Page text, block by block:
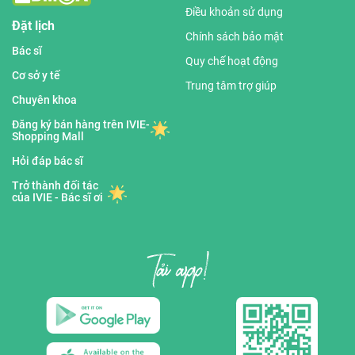
người và trở thành 1 người bạn đồng hành
trong công cuộc chăm sóc sức khỏe chủ động
ban đầu.
Đặt lịch
Bác sĩ
Cơ sở y tế
Chuyên khoa
Đăng ký bán hàng trên IVIE-
Shopping Mall
Hỏi đáp bác sĩ
Trở thành đối tác
của IVIE - Bác sĩ ơi
Điều khoản sử dụng
Chính sách bảo mật
Quy chế hoạt động
Trung tâm trợ giúp